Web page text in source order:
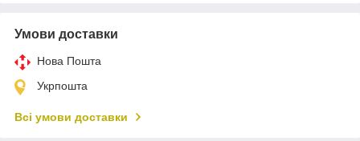
Умови доставки
Нова Пошта
Укрпошта
Всі умови доставки